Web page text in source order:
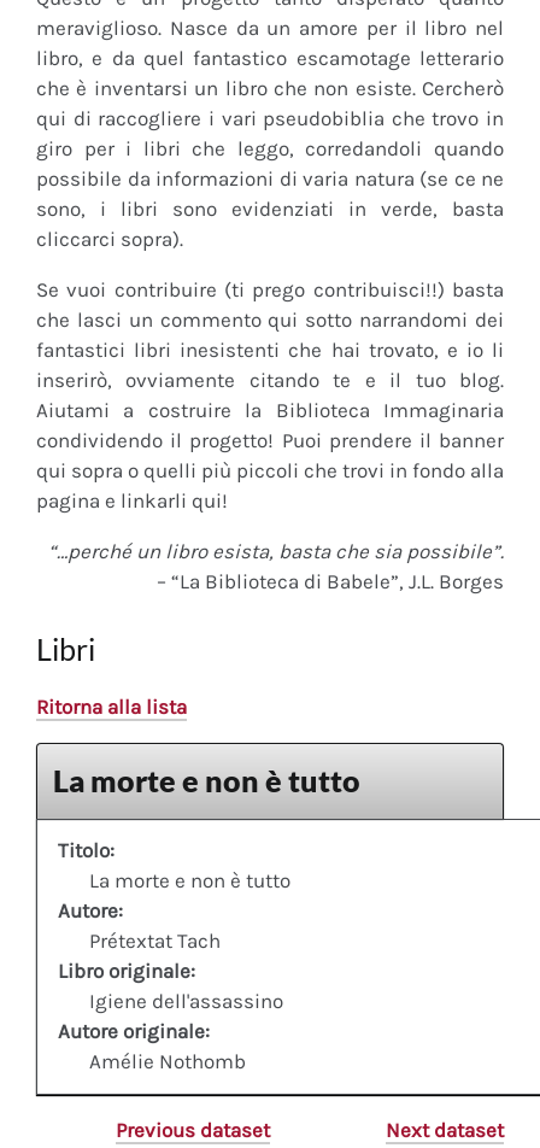
meraviglioso. Nasce da un amore per il libro nel
libro, e da quel fantastico escamotage letterario
che è inventarsi un libro che non esiste. Cercherò
qui di raccogliere i vari pseudobiblia che trovo in
giro per i libri che leggo, corredandoli quando
possibile da informazioni di varia natura (se ce ne
sono, i libri sono evidenziati in verde, basta
cliccarci sopra).
Se vuoi contribuire (ti prego contribuisci!!) basta
che lasci un commento qui sotto narrandomi dei
fantastici libri inesistenti che hai trovato, e io li
inserirò, ovviamente citando te e il tuo blog.
Aiutami a costruire la Biblioteca Immaginaria
condividendo il progetto! Puoi prendere il banner
qui sopra o quelli più piccoli che trovi in fondo alla
pagina e linkarli qui!
“…perché un libro esista, basta che sia possibile”.
– “La Biblioteca di Babele”, J.L. Borges
Libri
Ritorna alla lista
La morte e non è tutto
Titolo:
La morte e non è tutto
Autore:
Prétextat Tach
Libro originale:
Igiene dell'assassino
Autore originale:
Amélie Nothomb
Previous dataset Next dataset